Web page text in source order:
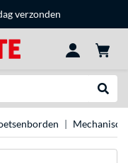
verzonden